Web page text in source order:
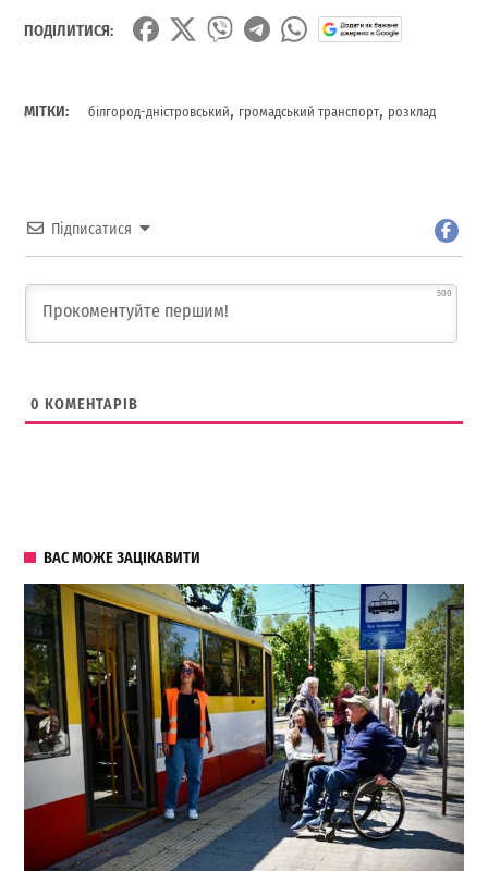
ПОДІЛИТИСЯ:
МІТКИ: білгород-дністровський, громадський транспорт, розклад
Підписатися
500
0 КОМЕНТАРІВ
ВАС МОЖЕ ЗАЦІКАВИТИ